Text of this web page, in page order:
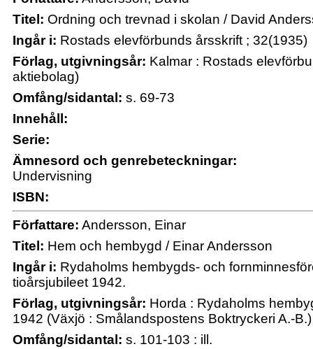
Titel: Ordning och trevnad i skolan / David
Ingår i: Rostads elevförbunds årsskrift ; 32(1935)
Förlag, utgivningsår: Kalmar : Rostads
aktiebolag)
Omfång/sidantal: s. 69-73
Innehåll:
Serie:
Ämnesord och genrebeteckningar:
Undervisning
ISBN:
Författare: Andersson, Einar
Titel: Hem och hembygd / Einar Andersson
Ingår i: Rydaholms hembygds- och
tioårsjubileet 1942.
Förlag, utgivningsår: Horda : Rydaholms
1942 (Växjö : Smålandspostens Boktryckeri A.-B.)
Omfång/sidantal: s. 101-103 : ill.